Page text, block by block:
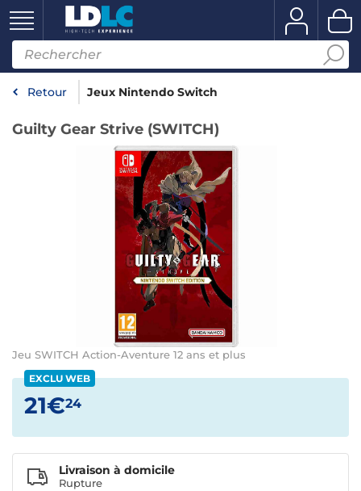
Retour Jeux Nintendo Switch
Guilty Gear Strive (SWITCH)
Jeu SWITCH Action-Aventure 12 ans et plus
EXCLU WEB
21€24
Livraison à domicile
Rupture